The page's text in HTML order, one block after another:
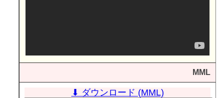
MML
⬇ ダウンロード (MML)